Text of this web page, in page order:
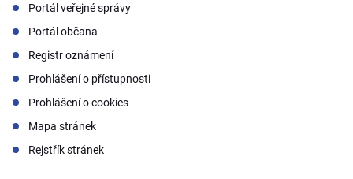
Portál veřejné správy
Portál občana
Registr oznámení
Prohlášení o přístupnosti
Prohlášení o cookies
Mapa stránek
Rejstřík stránek